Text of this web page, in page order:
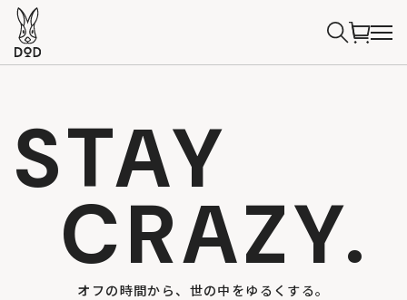
STAY
CRAZY.
オフの時間から、世の中をゆるくする。